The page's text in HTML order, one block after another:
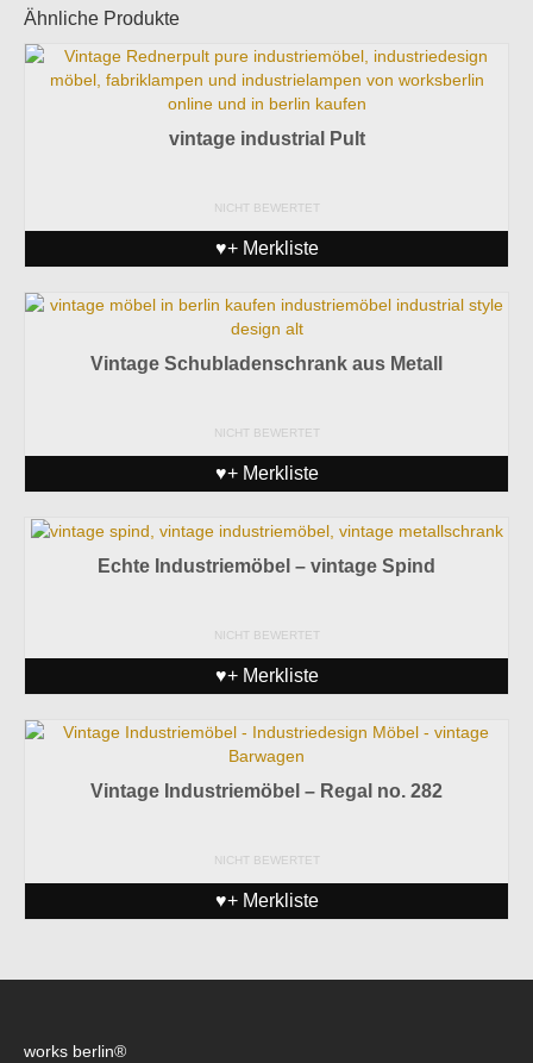
Ähnliche Produkte
vintage industrial Pult
NICHT BEWERTET
♥+ Merkliste
Vintage Schubladenschrank aus Metall
NICHT BEWERTET
♥+ Merkliste
Echte Industriemöbel – vintage Spind
NICHT BEWERTET
♥+ Merkliste
Vintage Industriemöbel – Regal no. 282
NICHT BEWERTET
♥+ Merkliste
works berlin®